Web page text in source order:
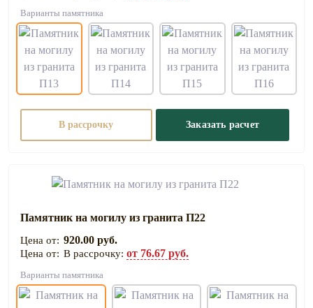
Варианты памятника
В рассрочку Заказать расчет
Памятник на могилу из гранита П22
920.00 руб.
В рассрочку: от 76.67 руб.
Варианты памятника